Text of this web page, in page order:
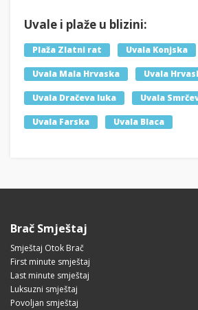
Uvale i plaže u blizini:
Plaža Zlatni rat Uvala Konjska
Uvala Mala Hrvaska Uvala
Uvala Dračeva luka Uvala
Uvala Farska Uvala Blaca
Brač Smještaj
Smještaj Otok Brač
First minute smještaj
Last minute smještaj
Luksuzni smještaj
Povoljan smještaj